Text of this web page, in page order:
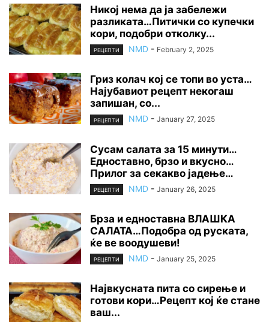
Никој нема да ја забележи
разликата…Питички со купечки
кори, подобри отколку...
РЕЦЕПТИ NMD - February 2, 2025
Гриз колач кој се топи во уста…
Најубавиот рецепт некогаш
запишан, со...
РЕЦЕПТИ NMD - January 27, 2025
Сусам салата за 15 минути…
Едноставно, брзо и вкусно…
Прилог за секакво јадење…
РЕЦЕПТИ NMD - January 26, 2025
Брза и едноставна ВЛАШКА
САЛАТА…Подобра од руската,
ќе ве воодушеви!
РЕЦЕПТИ NMD - January 25, 2025
Највкусната пита со сирење и
готови кори…Рецепт кој ќе стане
ваш...